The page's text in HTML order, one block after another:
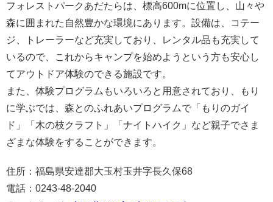
フォレストパークあだたらは、標高600mに位置し、山々や
森に囲まれた自然豊かな環境にあります。設備は、コテー
ジ、トレーラーなど充実しており、レンタル品も充実して
いるので、これからキャンプを始めようという方も安心し
てアウトドア体験のできる施設です。
また、体験プログラムもいろいろと用意されており、もり
に学ぶでは、森とのふれあいプログラムで「もりのガイ
ド」「木の枝クラフト」「ナイトハイク」など親子でさま
ざまな体験をすることができます。
住所：福島県安達郡大玉村玉井字長久保68
電話：0243-48-2040